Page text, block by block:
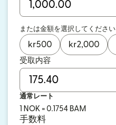
または金額を選択してください
kr500 kr2,000
受取内容
通常レート
1 NOK = 0.1754 BAM
手数料